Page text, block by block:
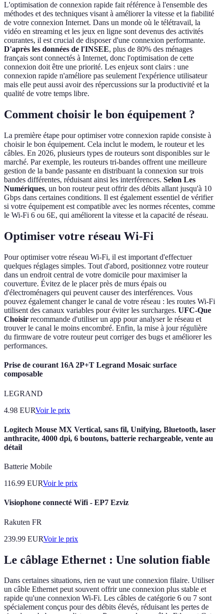
L'optimisation de connexion rapide fait référence à l'ensemble des
méthodes et des techniques visant à améliorer la vitesse et la fiabilité
de votre connexion Internet. Dans un monde où le télétravail, la
vidéo en streaming et les jeux en ligne sont devenus des activités
courantes, il est crucial de disposer d'une connexion performante.
D'après les données de l'INSEE, plus de 80% des ménages
français sont connectés à Internet, donc l'optimisation de cette
connexion doit être une priorité. Les enjeux sont clairs : une
connexion rapide n'améliore pas seulement l'expérience utilisateur
mais elle peut aussi avoir des répercussions sur la productivité et la
qualité de votre temps libre.
Comment choisir le bon équipement ?
La première étape pour optimiser votre connexion rapide consiste à
choisir le bon équipement. Cela inclut le modem, le routeur et les
câbles. En 2026, plusieurs types de routeurs sont disponibles sur le
marché. Par exemple, les routeurs tri-bandes offrent une meilleure
gestion de la bande passante en distribuant la connexion sur trois
bandes différentes, réduisant ainsi les interférences. Selon Les
Numériques, un bon routeur peut offrir des débits allant jusqu'à 10
Gbps dans certaines conditions. Il est également essentiel de vérifier
si votre équipement est compatible avec les normes récentes, comme
le Wi-Fi 6 ou 6E, qui améliorent la vitesse et la capacité de réseau.
Optimiser votre réseau Wi-Fi
Pour optimiser votre réseau Wi-Fi, il est important d'effectuer
quelques réglages simples. Tout d'abord, positionnez votre routeur
dans un endroit central de votre domicile pour maximiser la
couverture. Évitez de le placer près de murs épais ou
d'électroménagers qui peuvent causer des interférences. Vous
pouvez également changer le canal de votre réseau : les routes Wi-Fi
utilisent des canaux variables pour éviter les surcharges. UFC-Que
Choisir recommande d'utiliser un app pour analyser le réseau et
trouver le canal le moins encombré. Enfin, la mise à jour régulière
du firmware de votre routeur peut corriger des bugs et améliorer les
performances.
Prise de courant 16A 2P+T Legrand Mosaic surface
composable
LEGRAND
4.98 EURVoir le prix
Logitech Mouse MX Vertical, sans fil, Unifying, Bluetooth, laser
anthracite, 4000 dpi, 6 boutons, batterie rechargeable, vente au
détail
Batterie Mobile
116.99 EURVoir le prix
Visiophone connecté Wifi - EP7 Ezviz
Rakuten FR
239.99 EURVoir le prix
Le câblage Ethernet : Une solution fiable
Dans certaines situations, rien ne vaut une connexion filaire. Utiliser
un câble Ethernet peut souvent offrir une connexion plus stable et
rapide qu'une connexion Wi-Fi. Les câbles de catégorie 6 ou 7 sont
spécialement conçus pour des débits élevés, réduisant les pertes de